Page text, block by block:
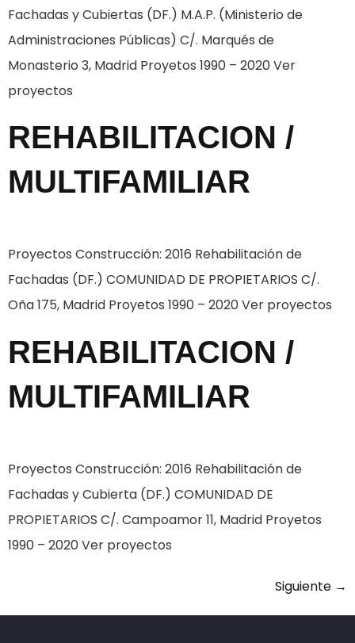
Fachadas y Cubiertas (DF.) M.A.P. (Ministerio de
Administraciones Públicas) C/. Marqués de
Monasterio 3, Madrid Proyetos 1990 – 2020 Ver
proyectos
REHABILITACION /
MULTIFAMILIAR
Proyectos Construcción: 2016 Rehabilitación de
Fachadas (DF.) COMUNIDAD DE PROPIETARIOS C/.
Oña 175, Madrid Proyetos 1990 – 2020 Ver proyectos
REHABILITACION /
MULTIFAMILIAR
Proyectos Construcción: 2016 Rehabilitación de
Fachadas y Cubierta (DF.) COMUNIDAD DE
PROPIETARIOS C/. Campoamor 11, Madrid Proyetos
1990 – 2020 Ver proyectos
Siguiente →